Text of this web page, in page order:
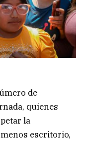
de
quienes
la
escritorio,